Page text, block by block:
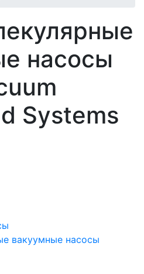
насосы
Systems
вакуумные насосы